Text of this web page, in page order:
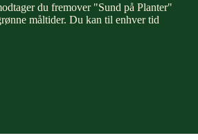
du fremover "Sund på Planter"
måltider. Du kan til enhver tid